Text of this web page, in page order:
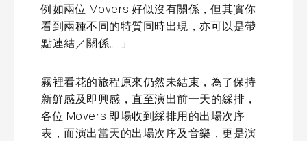
例如兩位 Movers 好似沒有關係，但其實你
看到兩種不同的特質同時出現，亦可以是帶
點連結／關係。」
霧裡看花的旅程原來仍然未結束，為了保持
新鮮感及即興感，直至演出前一天的綵排，
各位 Movers 即場收到綵排用的出場次序
表，而演出當天的出場次序及音樂，更是演